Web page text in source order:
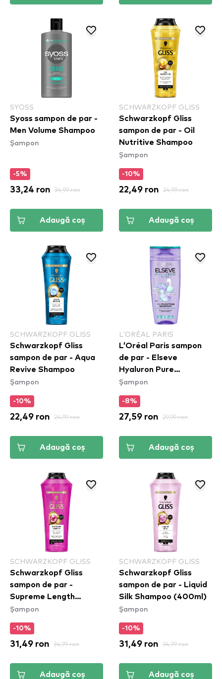
SYOSS
Syoss sampon de par -
Men Volume Shampoo
Șampon
-5%
33,24 ron 34,99 ron
Adaugă coș
SCHWARZKOPF GLISS
Schwarzkopf Gliss
sampon de par - Oil
Nutritive Shampoo
Șampon
-10%
22,49 ron 24,99 ron
Adaugă coș
SCHWARZKOPF GLISS
Schwarzkopf Gliss
sampon de par - Aqua
Revive Shampoo
Șampon
-10%
22,49 ron 24,99 ron
Adaugă coș
L’ORÉAL PARIS
L’Oréal Paris sampon
de par - Elseve
Hyaluron Pure
Shampoo (400ml)
Șampon
-8%
27,59 ron 29,99 ron
Adaugă coș
SCHWARZKOPF GLISS
Schwarzkopf Gliss
sampon de par -
Supreme Length
Shampoo (400ml)
Șampon
-10%
31,49 ron 34,99 ron
Adaugă coș
SCHWARZKOPF GLISS
Schwarzkopf Gliss
sampon de par - Liquid
Silk Shampoo (400ml)
Șampon
-10%
31,49 ron 34,99 ron
Adaugă coș